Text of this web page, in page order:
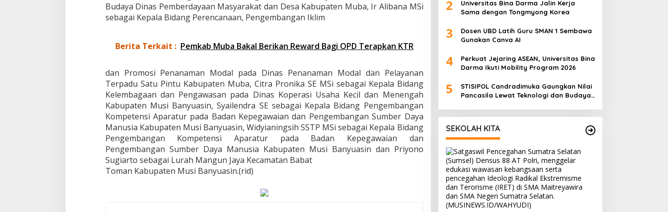
Budaya Dinas Pemberdayaan Masyarakat dan Desa Kabupaten Muba, Ir Alibana MSi
sebagai Kepala Bidang Perencanaan, Pengembangan Iklim
Berita Terkait : Pemkab Muba Bakal Berikan Reward Bagi OPD Terapkan KTR
dan Promosi Penanaman Modal pada Dinas Penanaman Modal dan Pelayanan
Terpadu Satu Pintu Kabupaten Muba, Citra Pronika SE MSi sebagai Kepala Bidang
Kelembagaan dan Pengawasan pada Dinas Koperasi Usaha Kecil dan Menengah
Kabupaten Musi Banyuasin, Syailendra SE sebagai Kepala Bidang Pengembangan
Kompetensi Aparatur pada Badan Kepegawaian dan Pengembangan Sumber Daya
Manusia Kabupaten Musi Banyuasin, Widyianingsih SSTP MSi sebagai Kepala Bidang
Pengembangan Kompetensi Aparatur pada Badan Kepegawaian dan
Pengembangan Sumber Daya Manusia Kabupaten Musi Banyuasin dan Priyono
Sugiarto sebagai Lurah Mangun Jaya Kecamatan Babat
Toman Kabupaten Musi Banyuasin.(rid)
2
Universitas Bina Darma Jalin Kerja
Sama dengan Tongmyong Korea
3
Dosen UBD Latih Guru SMAN 1 Sembawa
Gunakan Canva AI
4
Perkuat Jejaring ASEAN, Universitas Bina
Darma Ikuti Mobility Program 2026
5
STISIPOL Candradimuka Gaungkan Nilai
Pancasila Lewat Teknologi dan Budaya
SEKOLAH KITA